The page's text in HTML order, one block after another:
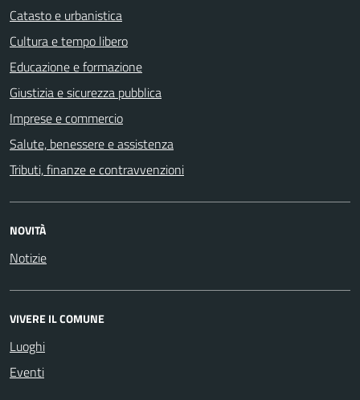
Catasto e urbanistica
Cultura e tempo libero
Educazione e formazione
Giustizia e sicurezza pubblica
Imprese e commercio
Salute, benessere e assistenza
Tributi, finanze e contravvenzioni
NOVITÀ
Notizie
VIVERE IL COMUNE
Luoghi
Eventi